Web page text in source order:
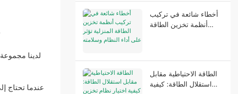
لدينا
عندما تحتاج
أخطاء شائعة في تركيب
أنظمة تخزين الطاقة
الطاقة الاحتياطية مقابل
استقلال الطاقة: كيفية